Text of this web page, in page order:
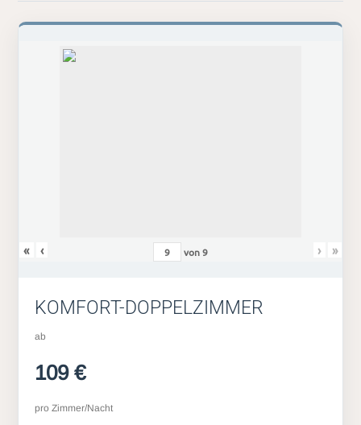
« ‹ von9 › »
KOMFORT-DOPPELZIMMER
ab
109 €
pro Zimmer/Nacht